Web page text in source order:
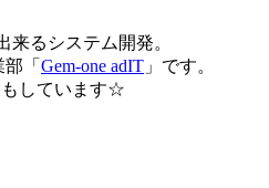
来るシステム開発。
「 Gem-one adIT 」です。
しています☆